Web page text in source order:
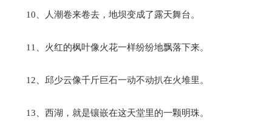
10、人潮卷来卷去，地坝变成了露天舞台。
11、火红的枫叶像火花一样纷纷地飘落下来。
12、邱少云像千斤巨石一动不动扒在火堆里。
13、西湖，就是镶嵌在这天堂里的一颗明珠。